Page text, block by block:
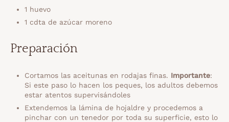
1 huevo
1 cdta de azúcar moreno
Preparación
Cortamos las aceitunas en rodajas finas. Importante:
Si este paso lo hacen los peques, los adultos debemos
estar atentos supervisándoles
Extendemos la lámina de hojaldre y procedemos a
pinchar con un tenedor por toda su superficie, esto lo